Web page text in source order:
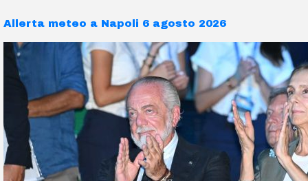
Allerta meteo a Napoli 6 agosto 2026